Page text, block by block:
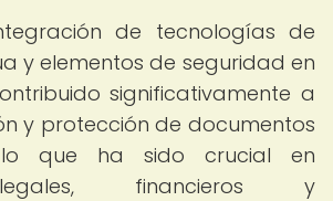
de tecnologías de
y elementos de seguridad en
significativamente a
y protección de documentos
lo que ha sido crucial en
financieros y